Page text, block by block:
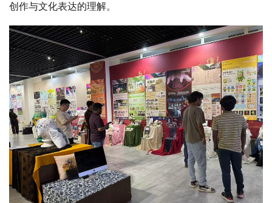
创作与文化表达的理解。